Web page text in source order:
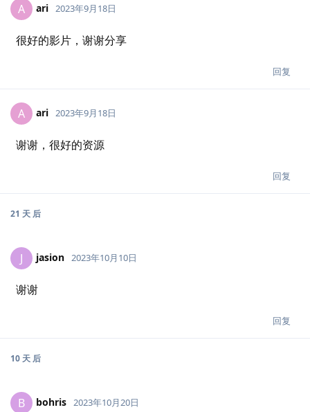
A ari 2023年9月18日
很好的影片，谢谢分享
回复
A ari 2023年9月18日
谢谢，很好的资源
回复
21 天 后
J jasion 2023年10月10日
谢谢
回复
10 天 后
B bohris 2023年10月20日